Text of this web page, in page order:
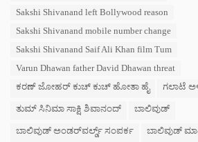
Sakshi Shivanand left Bollywood reason
Sakshi Shivanand mobile number change
Sakshi Shivanand Saif Ali Khan film Tum
Varun Dhawan father David Dhawan threat
ಕರಣ್ ಜೋಹರ್ ಕುಚ್ ಕುಚ್ ಹೋತಾ ಹೈ
ಗಲಾಟೆ
ತುಮ್ ಸಿನಿಮಾ ಸಾಕ್ಷಿ ಶಿವಾನಂದ್ ಬಾಲಿವುಡ್
ಬಾಲಿವುಡ್ ಅಂಡರ್‌ವರ್ಲ್ಡ್ ಸಂಪರ್ಕ ಬಾಲಿವುಡ್